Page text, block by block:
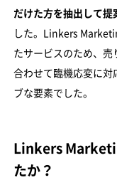
だけた方を抽出して提
した。Linkers
たサービスのため、売
合わせて臨機応変に対
ブな要素でした。
Linkers
たか？